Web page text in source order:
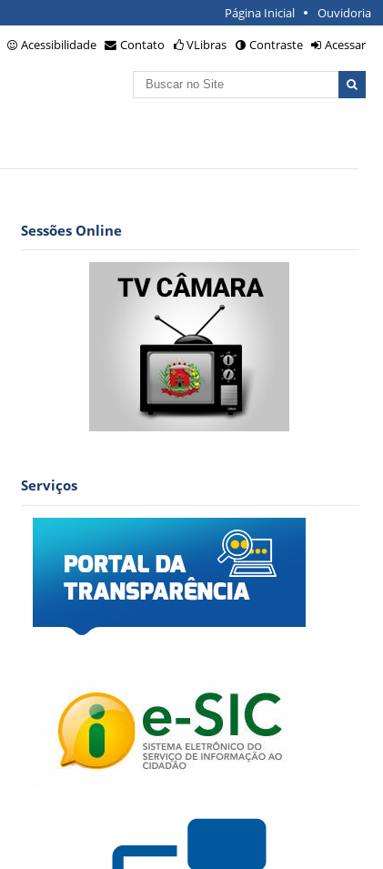
Página Inicial Ouvidoria
Acessibilidade Contato VLibras Contraste
Acessar
Busca
Sessões Online
Serviços